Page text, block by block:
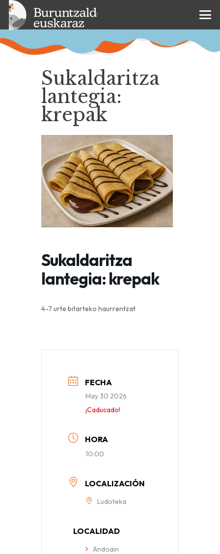
Sukaldaritza
lantegia:
krepak
Sukaldaritza
lantegia: krepak
4-7 urte bitarteko haurrentzat
FECHA
May 30 2026
¡Caducado!
HORA
10:00
LOCALIZACIÓN
Ludoteka
LOCALIDAD
Andoain